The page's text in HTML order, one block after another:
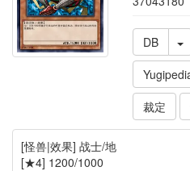
DB
裁定
[怪兽|效果] 战士/地
[★4] 1200/1000